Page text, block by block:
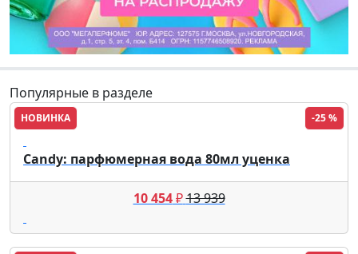
Популярные в разделе
НОВИНКА -25 %
Prada
Candy: парфюмерная вода 80мл уценка
10 454₽13 939